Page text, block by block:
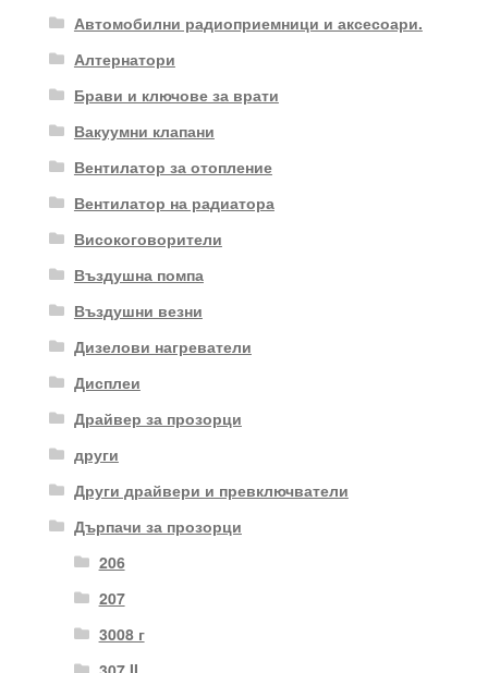
Автомобилни радиоприемници и аксесоари.
Алтернатори
Брави и ключове за врати
Вакуумни клапани
Вентилатор за отопление
Вентилатор на радиатора
Високоговорители
Въздушна помпа
Въздушни везни
Дизелови нагреватели
Дисплеи
Драйвер за прозорци
други
Други драйвери и превключватели
Дърпачи за прозорци
206
207
3008 г